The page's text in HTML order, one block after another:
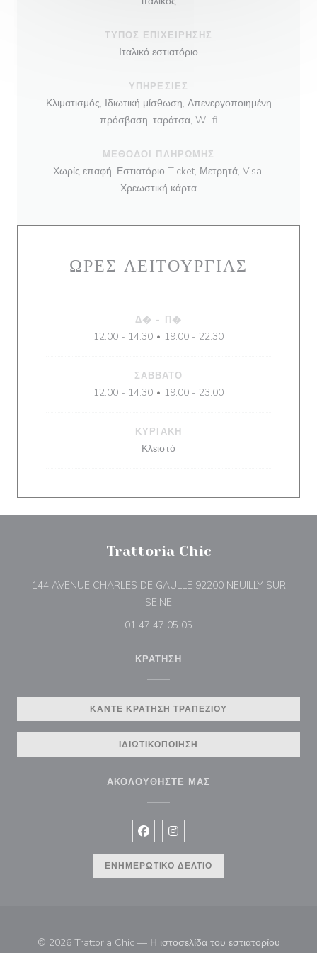
ΤΎΠΟΣ ΕΠΙΧΕΊΡΗΣΗΣ
Ιταλικό εστιατόριο
ΥΠΗΡΕΣΊΕΣ
Κλιματισμός, Ιδιωτική μίσθωση, Απενεργοποιημένη
πρόσβαση, ταράτσα, Wi-fi
ΜΈΘΟΔΟΙ ΠΛΗΡΩΜΉΣ
Χωρίς επαφή, Εστιατόριο Ticket, Μετρητά, Visa,
Χρεωστική κάρτα
ΏΡΕΣ ΛΕΙΤΟΥΡΓΊΑΣ
Δ� - Π�
12:00 - 14:30 • 19:00 - 22:30
ΣΆΒΒΑΤΟ
12:00 - 14:30 • 19:00 - 23:00
ΚΥΡΙΑΚΉ
Κλειστό
Trattoria Chic
144 AVENUE CHARLES DE GAULLE 92200 NEUILLY SUR
SEINE
01 47 47 05 05
ΚΡΆΤΗΣΗ
ΚΆΝΤΕ ΚΡΆΤΗΣΗ ΤΡΑΠΕΖΙΟΎ
ΙΔΙΩΤΙΚΟΠΟΊΗΣΗ
ΑΚΟΛΟΥΘΉΣΤΕ ΜΑΣ
Facebook ((ανοίγει σε νέο
Instagram ((ανοίγει σε νέο
ΕΝΗΜΕΡΩΤΙΚΌ ΔΕΛΤΊΟ
© 2026 Trattoria Chic — Η ιστοσελίδα του εστιατορίου